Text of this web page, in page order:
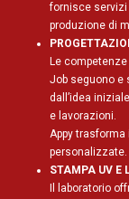
fornisce servizi
produzione di
Le
Job seguono e
dall’idea
e lavorazioni.
Appy
personalizzate.
STAMPA UV E
Il laboratorio